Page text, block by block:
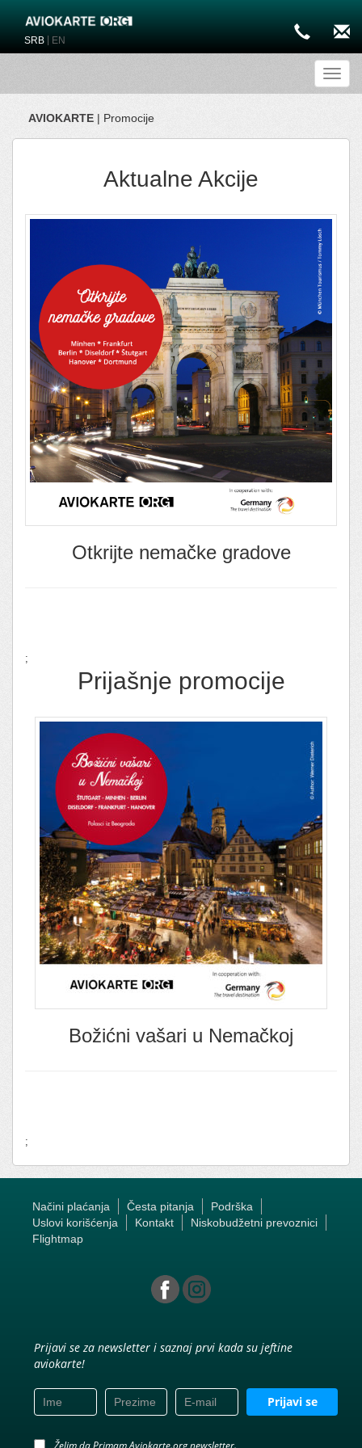
SRB EN
AVIOKARTE | Promocije
Aktualne Akcije
Otkrijte nemačke gradove
;
Prijašnje promocije
Božićni vašari u Nemačkoj
;
Načini plaćanja Česta pitanja
Podrška
Uslovi korišćenja
Kontakt
Niskobudžetni prevoznici
Flightmap
Prijavi se za newsletter i saznaj prvi kada su jeftine
aviokarte!
Prijavi se
Želim da Primam Aviokarte.org newsletter.